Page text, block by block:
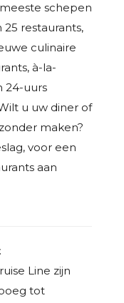
schepen
restaurants,
culinaire
à-la-
24-uurs
u uw diner of
maken?
voor een
aan
Line zijn
tot